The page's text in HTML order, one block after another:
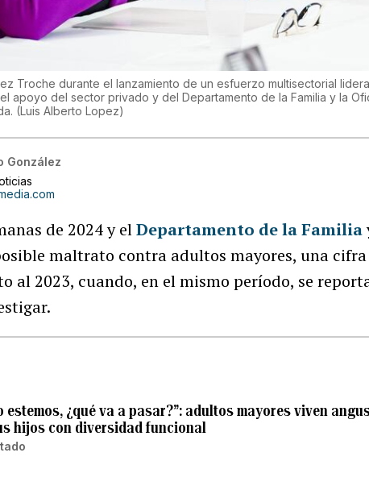
Troche durante el lanzamiento de un esfuerzo multisectorial
apoyo del sector privado y del Departamento de la Familia y la
(Luis Alberto Lopez)
González
de 2024 y elDepartamento de la Familia
maltrato contra adultos mayores, una
al 2023, cuando, en el mismo período, se
estemos, ¿qué va a pasar?”: adultos mayores viven
hijos con diversidad funcional